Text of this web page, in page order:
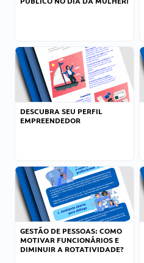
DESCUBRA SEU PERFIL
EMPREENDEDOR
GESTÃO DE PESSOAS: COMO
MOTIVAR FUNCIONÁRIOS E
DIMINUIR A ROTATIVIDADE?